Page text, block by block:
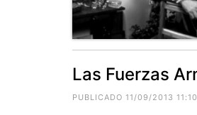
Las Fuerzas
PUBLICADO 11/09/2013